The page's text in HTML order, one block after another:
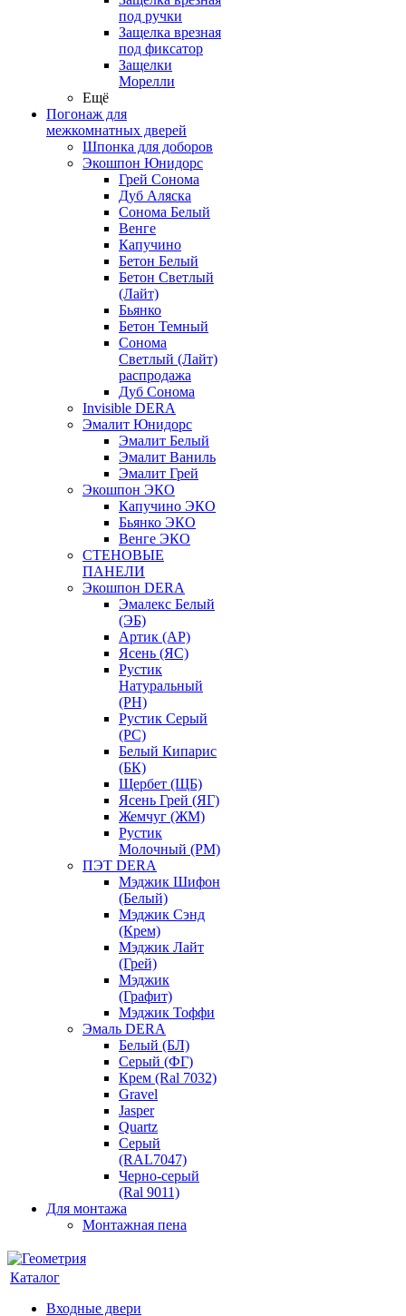
под ручки
Защелка врезная
под фиксатор
Защелки
Морелли
Ещё
Погонаж для
межкомнатных дверей
Шпонка для доборов
Экошпон Юнидорс
Грей Сонома
Дуб Аляска
Сонома Белый
Венге
Капучино
Бетон Белый
Бетон Светлый
(Лайт)
Бьянко
Бетон Темный
Сонома
Светлый (Лайт)
распродажа
Дуб Сонома
Invisible DERA
Эмалит Юнидорс
Эмалит Белый
Эмалит Ваниль
Эмалит Грей
Экошпон ЭКО
Капучино ЭКО
Бьянко ЭКО
Венге ЭКО
СТЕНОВЫЕ
ПАНЕЛИ
Экошпон DERA
Эмалекс Белый
(ЭБ)
Артик (АР)
Ясень (ЯС)
Рустик
Натуральный
(РН)
Рустик Серый
(РС)
Белый Кипарис
(БК)
Щербет (ЩБ)
Ясень Грей (ЯГ)
Жемчуг (ЖМ)
Рустик
Молочный (РМ)
ПЭТ DERA
Мэджик Шифон
(Белый)
Мэджик Сэнд
(Крем)
Мэджик Лайт
(Грей)
Мэджик
(Графит)
Мэджик Тоффи
Эмаль DERA
Белый (БЛ)
Серый (ФГ)
Крем (Ral 7032)
Gravel
Jasper
Quartz
Серый
(RAL7047)
Черно-серый
(Ral 9011)
Для монтажа
Монтажная пена
Каталог
Входные двери